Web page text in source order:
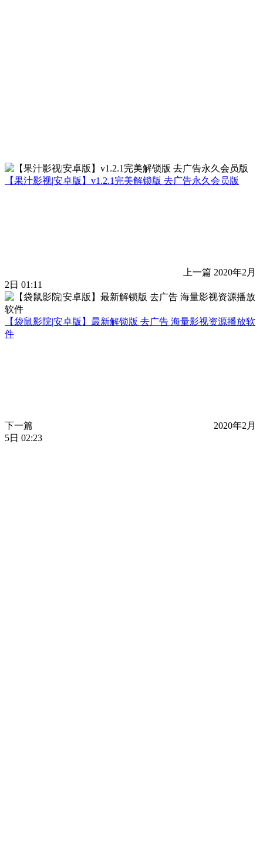
【果汁影视|安卓版】v1.2.1完美解锁版 去广告永久会员版
上一篇 2020年2月
2日 01:11
【袋鼠影院|安卓版】最新解锁版 去广告 海量影视资源播放软
件
下一篇
2020年2月
5日 02:23